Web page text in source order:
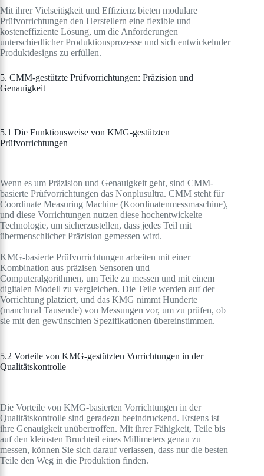
Mit ihrer Vielseitigkeit und Effizienz bieten modulare
Prüfvorrichtungen den Herstellern eine flexible und
kosteneffiziente Lösung, um die Anforderungen
unterschiedlicher Produktionsprozesse und sich entwickelnder
Produktdesigns zu erfüllen.
5. CMM-gestützte Prüfvorrichtungen: Präzision und
Genauigkeit
5.1 Die Funktionsweise von KMG-gestützten
Prüfvorrichtungen
Wenn es um Präzision und Genauigkeit geht, sind CMM-
basierte Prüfvorrichtungen das Nonplusultra. CMM steht für
Coordinate Measuring Machine (Koordinatenmessmaschine),
und diese Vorrichtungen nutzen diese hochentwickelte
Technologie, um sicherzustellen, dass jedes Teil mit
übermenschlicher Präzision gemessen wird.
KMG-basierte Prüfvorrichtungen arbeiten mit einer
Kombination aus präzisen Sensoren und
Computeralgorithmen, um Teile zu messen und mit einem
digitalen Modell zu vergleichen. Die Teile werden auf der
Vorrichtung platziert, und das KMG nimmt Hunderte
(manchmal Tausende) von Messungen vor, um zu prüfen, ob
sie mit den gewünschten Spezifikationen übereinstimmen.
5.2 Vorteile von KMG-gestützten Vorrichtungen in der
Qualitätskontrolle
Die Vorteile von KMG-basierten Vorrichtungen in der
Qualitätskontrolle sind geradezu beeindruckend. Erstens ist
ihre Genauigkeit unübertroffen. Mit ihrer Fähigkeit, Teile bis
auf den kleinsten Bruchteil eines Millimeters genau zu
messen, können Sie sich darauf verlassen, dass nur die besten
Teile den Weg in die Produktion finden.